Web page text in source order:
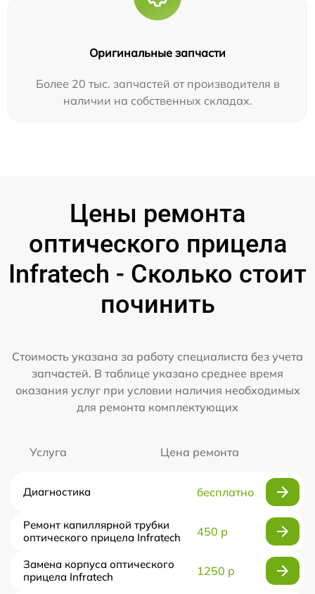
Оригинальные запчасти
Более 20 тыс. запчастей от производителя в
наличии на собственных складах.
Цены ремонта
оптического прицела
Infratech - Сколько стоит
починить
Стоимость указана за работу специалиста без учета
запчастей. В таблице указано среднее время
оказания услуг при условии наличия необходимых
для ремонта комплектующих
Услуга Цена ремонта
Диагностика бесплатно
Ремонт капиллярной трубки
оптического прицела Infratech
450 р
Замена корпуса оптического
прицела Infratech
1250 р